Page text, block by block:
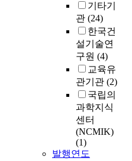
기타기
관 (24)
한국건
설기술연
구원 (4)
교육유
관기관 (2)
국립의
과학지식
센터
(NCMIK)
(1)
발행연도